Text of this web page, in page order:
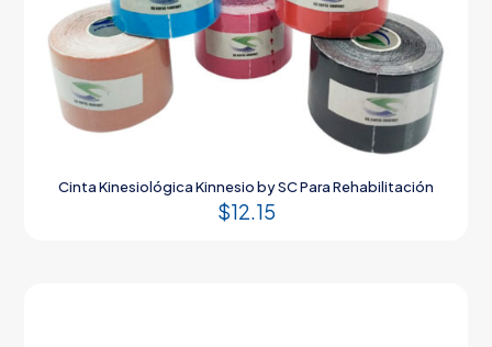
Cinta Kinesiológica Kinnesio by SC Para Rehabilitación
$12.15